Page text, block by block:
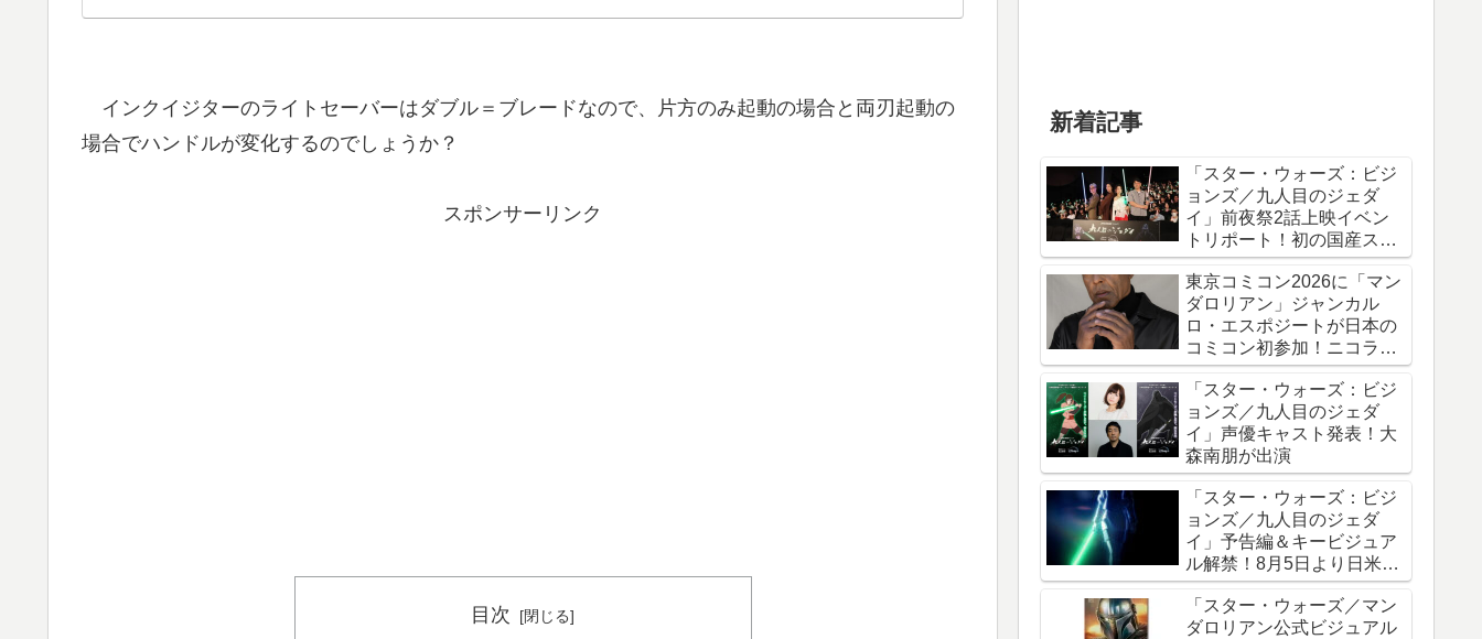
インクイジターのライトセーバーはダブル＝ブレードなので、片方のみ起動の場合と両刃起動の
場合でハンドルが変化するのでしょうか？
スポンサーリンク
目次
新着記事
「スター・ウォーズ：ビジ
ョンズ／九人目のジェダ
イ」前夜祭2話上映イベン
トリポート！初の国産スタ
ー・ウォーズアニメシリー
ズ
東京コミコン2026に「マン
ダロリアン」ジャンカル
ロ・エスポジートが日本の
コミコン初参加！ニコラ
ス・ケイジと共に来日
「スター・ウォーズ：ビジ
ョンズ／九人目のジェダ
イ」声優キャスト発表！大
森南朋が出演
「スター・ウォーズ：ビジ
ョンズ／九人目のジェダ
イ」予告編＆キービジュア
ル解禁！8月5日より日米同
時全話一挙配信
「スター・ウォーズ／マン
ダロリアン公式ビジュアル